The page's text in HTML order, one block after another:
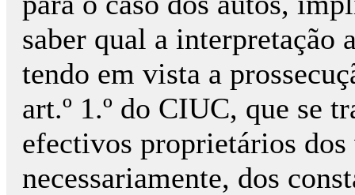
saber qual a interpretação
tendo em vista a
art.º 1.º do CIUC, que se
efectivos proprietários
necessariamente, dos